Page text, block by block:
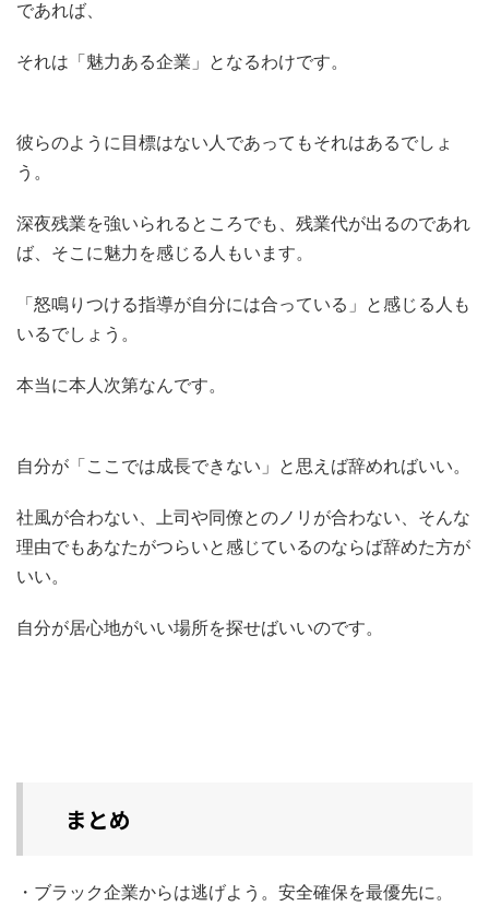
であれば、
それは「魅力ある企業」となるわけです。
彼らのように目標はない人であってもそれはあるでしょ
う。
深夜残業を強いられるところでも、残業代が出るのであれ
ば、そこに魅力を感じる人もいます。
「怒鳴りつける指導が自分には合っている」と感じる人も
いるでしょう。
本当に本人次第なんです。
自分が「ここでは成長できない」と思えば辞めればいい。
社風が合わない、上司や同僚とのノリが合わない、そんな
理由でもあなたがつらいと感じているのならば辞めた方が
いい。
自分が居心地がいい場所を探せばいいのです。
まとめ
・ブラック企業からは逃げよう。安全確保を最優先に。